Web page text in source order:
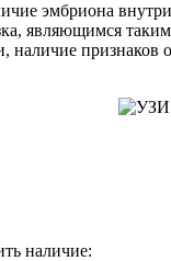
эмбриона
являющимся
наличие: